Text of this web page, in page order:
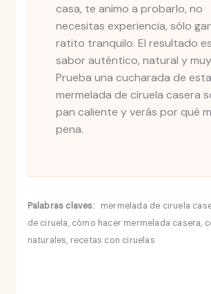
casa, te animo a probarlo, no
necesitas experiencia, sólo
ratito tranquilo. El resultado
sabor auténtico, natural y
Prueba una cucharada de esta
mermelada de ciruela casera
pan caliente y verás por qué
pena.
Palabras claves: mermelada de ciruela
de ciruela, cómo hacer mermelada casera,
naturales, recetas con ciruelas